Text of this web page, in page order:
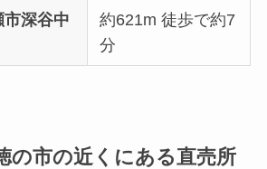
深谷中
約621m 徒歩で約7
分
の市の近くにある直売所